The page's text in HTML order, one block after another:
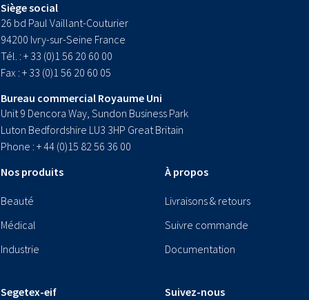
Siège social
26 bd Paul Vaillant-Couturier
94200 Ivry-sur-Seine France
Tél. : + 33 (0)1 56 20 60 00
Fax : + 33 (0)1 56 20 60 05
Bureau commercial Royaume Uni
Unit 9 Dencora Way, Sundon Business Park
Luton Bedfordshire LU3 3HP Great Britain
Phone : + 44 (0)15 82 56 36 00
Nos produits
Beauté
Médical
Industrie
À propos
Livraisons & retours
Suivre commande
Documentation
Segetex-eif Suivez-nous